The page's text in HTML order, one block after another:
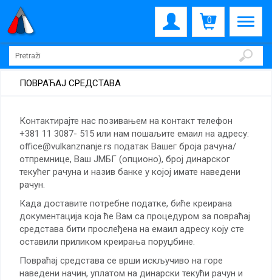
0
ПОВРАЋАЈ СРЕДСТАВА
Контактирајте нас позивањем на контакт телефон
+381 11 3087- 515 или нам пошаљите емаил на адресу:
office@vulkanznanje.rs податак Вашег броја рачуна/
отпремнице, Ваш ЈМБГ (опционо), број динарског
текућег рачуна и назив банке у којој имате наведени
рачун.
Када доставите потребне податке, биће креирана
документација која ће Вам са процедуром за повраћај
средстава бити прослеђена на емаил адресу коју сте
оставили приликом креирања поруџбине.
Повраћај средстава се врши искључиво на горе
наведени начин, уплатом на динарски текући рачун и